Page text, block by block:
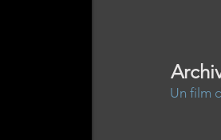
Un film